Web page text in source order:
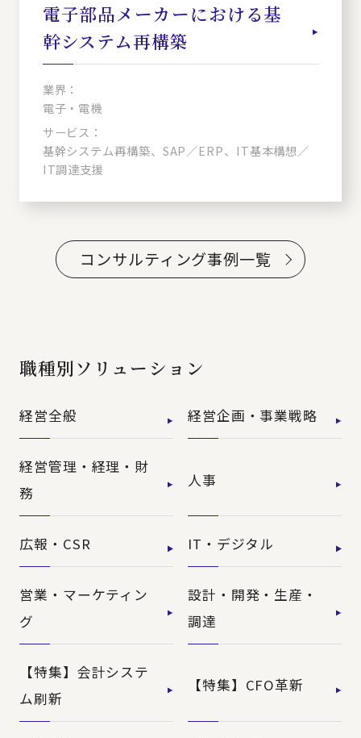
電子部品メーカーにおける基
幹システム再構築
業界：
電子・電機
サービス：
基幹システム再構築、SAP／ERP、IT基本構想／
IT調達支援
コンサルティング事例一覧
職種別ソリューション
経営全般 経営企画・事業戦略
経営管理・経理・財
務
人事
広報・CSR IT・デジタル
営業・マーケティン
グ
設計・開発・生産・
調達
【特集】会計システ
ム刷新
【特集】CFO革新